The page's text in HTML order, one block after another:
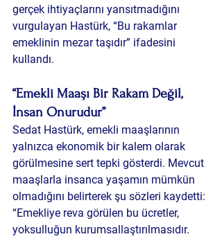
gerçek ihtiyaçlarını yansıtmadığını
vurgulayan Hastürk, “Bu rakamlar
emeklinin mezar taşıdır” ifadesini
kullandı.
“Emekli Maaşı Bir Rakam Değil,
İnsan Onurudur”
Sedat Hastürk, emekli maaşlarının
yalnızca ekonomik bir kalem olarak
görülmesine sert tepki gösterdi. Mevcut
maaşlarla insanca yaşamın mümkün
olmadığını belirterek şu sözleri kaydetti:
“Emekliye reva görülen bu ücretler,
yoksulluğun kurumsallaştırılmasıdır.